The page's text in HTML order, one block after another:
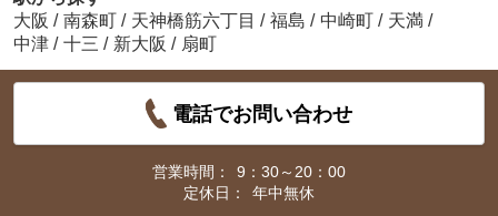
大阪 / 南森町 / 天神橋筋六丁目 / 福島 / 中崎町 / 天満 /
中津 / 十三 / 新大阪 / 扇町
電話でお問い合わせ
営業時間：
9：30～20：00
定休日：
年中無休